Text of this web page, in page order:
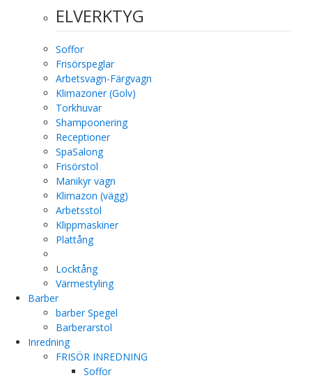
ELVERKTYG
Soffor
Frisörspeglar
Arbetsvagn-Färgvagn
Klimazoner (Golv)
Torkhuvar
Shampoonering
Receptioner
SpaSalong
Frisörstol
Manikyr vagn
Klimazon (vägg)
Arbetsstol
Klippmaskiner
Plattång
Locktång
Värmestyling
Barber
barber Spegel
Barberarstol
Inredning
FRISÖR INREDNING
Soffor